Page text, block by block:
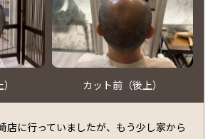
カット前（後上）
店に行っていましたが、もう少し家から